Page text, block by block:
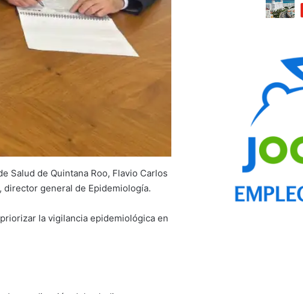
Salud de Quintana Roo, Flavio Carlos
director general de Epidemiología.
la vigilancia epidemiológica en